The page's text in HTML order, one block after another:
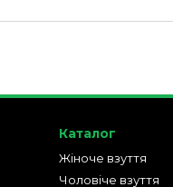
Каталог
Жіноче взуття
Чоловіче взуття